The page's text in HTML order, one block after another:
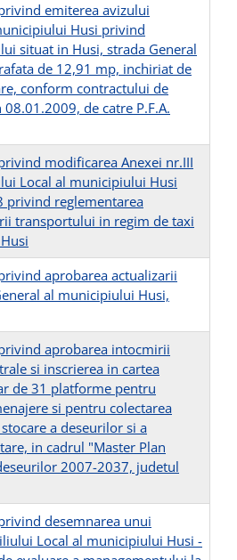
emiterea avizului
Husi privind
situat in Husi, strada General
de 12,91 mp, inchiriat de
conform contractului de
de catre P.F.A.
modificarea Anexei nr.III
Local al municipiului Husi
privind reglementarea
transportului in regim de taxi
aprobarea actualizarii
al municipiului Husi,
privind aprobarea intocmirii
si inscrierea in cartea
de 31 platforme pentru
si pentru colectarea
a deseurilor si a
in cadrul "Master Plan
2007-2037, judetul
desemnarea unui
Local al municipiului Husi -